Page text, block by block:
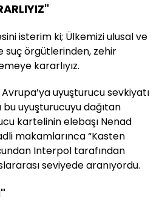
isterim ki; Ülkemizi ulusal ve
suç örgütlerinden, zehir
kararlıyız.
uyuşturucu sevkiyatı
uyuşturucuyu dağıtan
kartelinin elebaşı Nenad
makamlarınca “Kasten
Interpol tarafından
seviyede aranıyordu.